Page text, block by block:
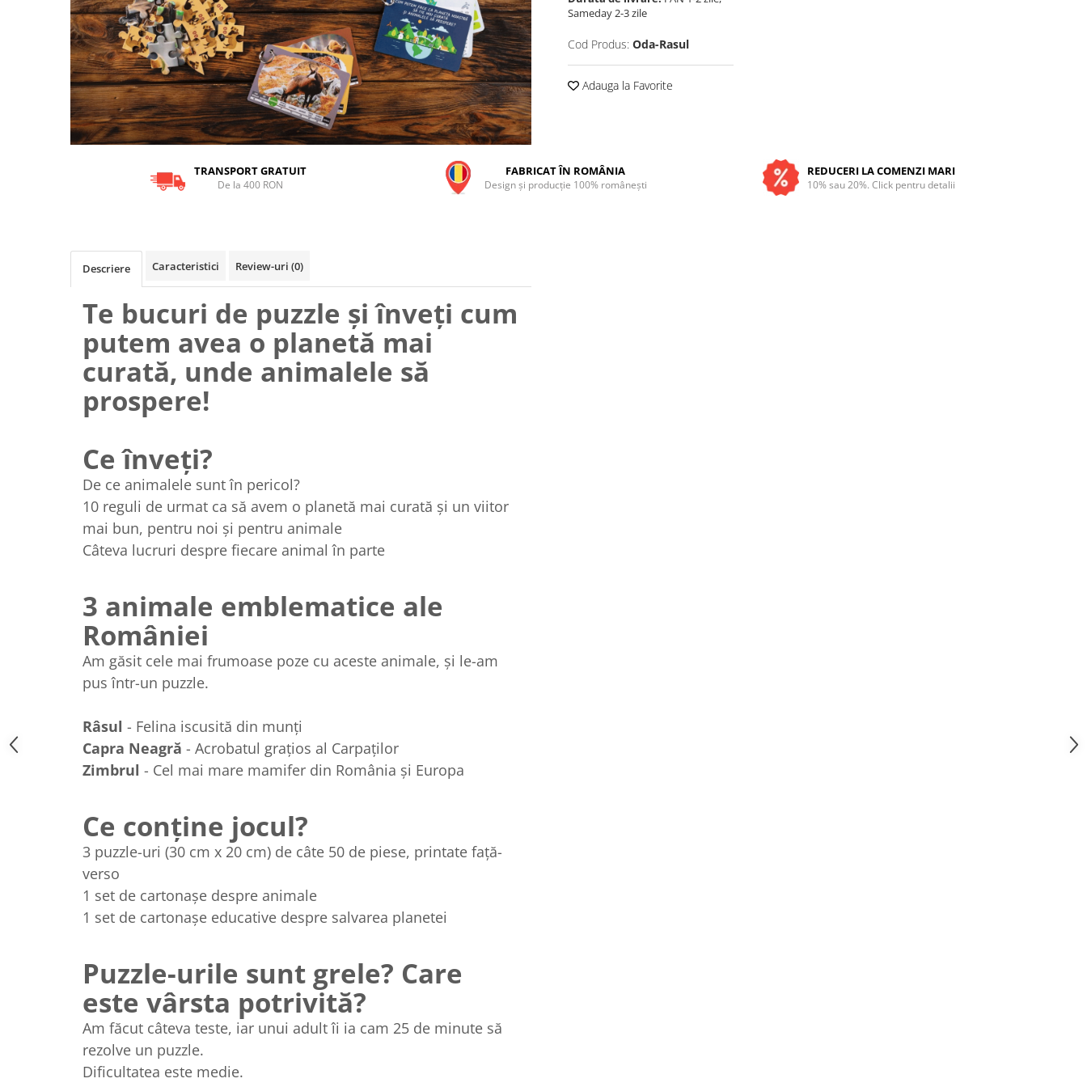
Colecția Păcălici
TOATE JOCURILE
Sameday 2-3 zile
Cod Produs: Oda-Rasul
Adauga la Favorite
TRANSPORT GRATUIT
De la 400 RON
FABRICAT ÎN ROMÂNIA
Design și producție 100% românești
REDUCERI LA COMENZI MARI
10% sau 20%. Click pentru detalii
Descriere Caracteristici Review-uri (0)
Te bucuri de puzzle și înveți cum
putem avea o planetă mai
curată, unde animalele să
prospere!
Ce înveți?
De ce animalele sunt în pericol?
10 reguli de urmat ca să avem o planetă mai curată și un viitor
mai bun, pentru noi și pentru animale
Câteva lucruri despre fiecare animal în parte
3 animale emblematice ale
României
Am găsit cele mai frumoase poze cu aceste animale, și le-am
pus într-un puzzle.
Râsul - Felina iscusită din munți
Capra Neagră - Acrobatul grațios al Carpaților
Zimbrul - Cel mai mare mamifer din România și Europa
Ce conține jocul?
3 puzzle-uri (30 cm x 20 cm) de câte 50 de piese, printate față-
verso
1 set de cartonașe despre animale
1 set de cartonașe educative despre salvarea planetei
Puzzle-urile sunt grele? Care
este vârsta potrivită?
Am făcut câteva teste, iar unui adult îi ia cam 25 de minute să
rezolve un puzzle.
Dificultatea este medie.